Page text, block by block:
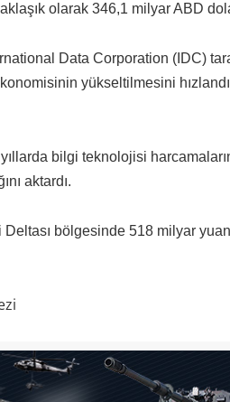
olarak 346,1 milyar ABD
Data Corporation (IDC)
yükseltilmesini
bilgi teknolojisi
aktardı.
bölgesinde 518 milyar